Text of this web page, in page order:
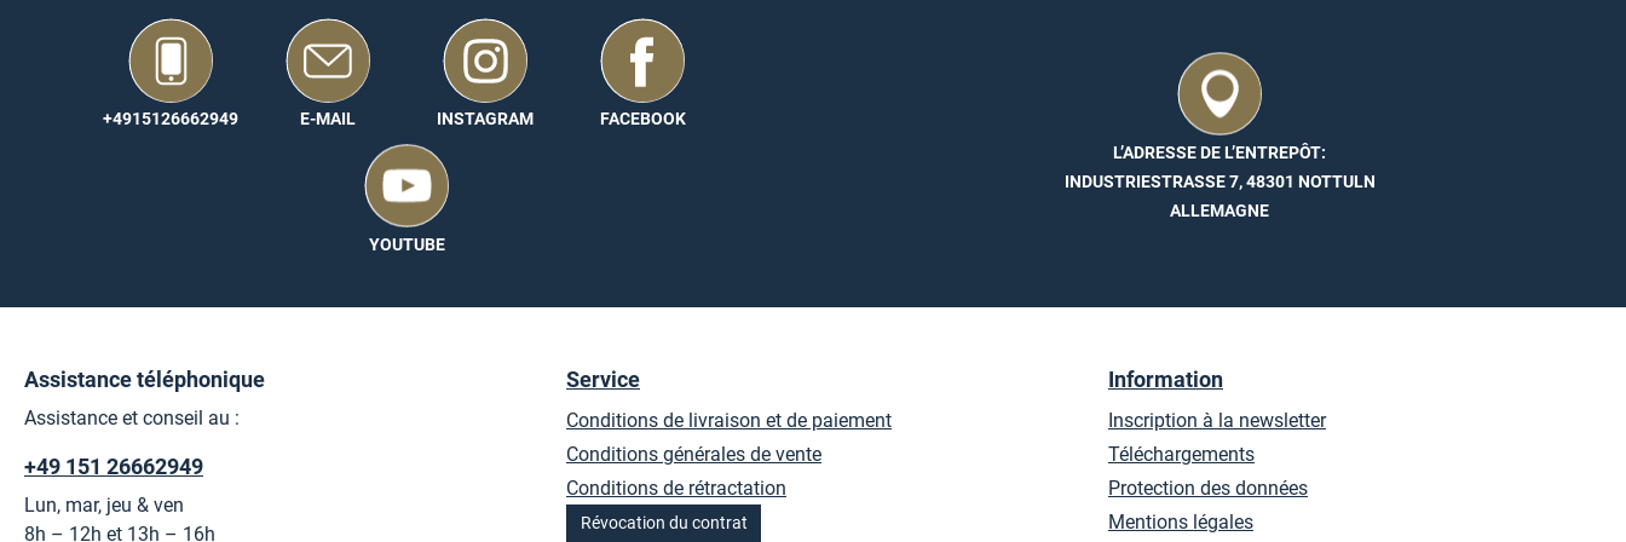
quelques années seulement après la plantation, pour être utilisées comme matériau de fabrication
des panneaux, tandis que les plus jeunes pousses de la plante continuent de croître.
Ce bois s’inscrit donc parfaitement dans notre concept de développement durable.
De plus amples informations sont disponibles ici :
+4915126662949 E-MAIL INSTAGRAM FACEBOOK
YOUTUBE
L’ADRESSE DE L’ENTREPÔT:
INDUSTRIESTRASSE 7, 48301 NOTTULN
ALLEMAGNE
Assistance téléphonique
Assistance et conseil au :
+49 151 26662949
Lun, mar, jeu & ven
8h – 12h et 13h – 16h
Service
Conditions de livraison et de paiement
Conditions générales de vente
Conditions de rétractation
Révocation du contrat
Information
Inscription à la newsletter
Téléchargements
Protection des données
Mentions légales